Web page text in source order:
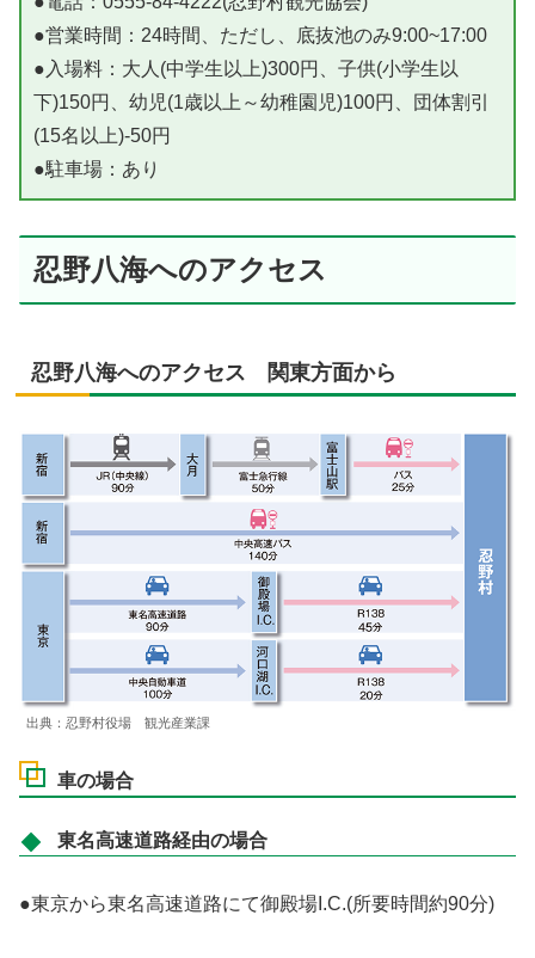
●営業時間：24時間、ただし、底抜池のみ9:00~17:00
●入場料：大人(中学生以上)300円、子供(小学生以
下)150円、幼児(1歳以上～幼稚園児)100円、団体割引
(15名以上)-50円
●駐車場：あり
忍野八海へのアクセス
忍野八海へのアクセス 関東方面から
出典：忍野村役場 観光産業課
車の場合
東名高速道路経由の場合
●東京から東名高速道路にて御殿場I.C.(所要時間約90分)